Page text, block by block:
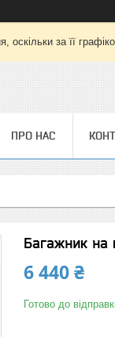
за її
ПРО НАС
Багажник на
6 440 ₴
Готово до